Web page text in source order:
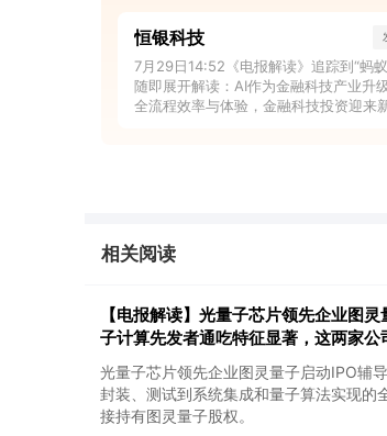
恒银科技
7月29日14:52《电报解读》追踪到“蚂
随即展开解读：AI作为金融科技产业升
全流程效率与体验，金融科技投资迎来
相关阅读
【电报解读】光量子芯片领先企业图
子计算先发者通吃特征显著，这两家
光量子芯片领先企业图灵量子启动IPO辅
封装、测试到系统集成和量子算法实现的
接持有图灵量子股权。